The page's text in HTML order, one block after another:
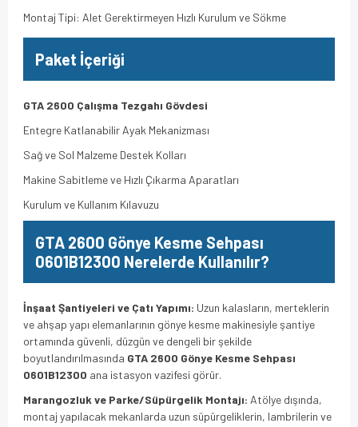
Montaj Tipi: Alet Gerektirmeyen Hızlı Kurulum ve Sökme
Paket İçeriği
GTA 2600 Çalışma Tezgahı Gövdesi
Entegre Katlanabilir Ayak Mekanizması
Sağ ve Sol Malzeme Destek Kolları
Makine Sabitleme ve Hızlı Çıkarma Aparatları
Kurulum ve Kullanım Kılavuzu
GTA 2600 Gönye Kesme Sehpası
0601B12300 Nerelerde Kullanılır?
İnşaat Şantiyeleri ve Çatı Yapımı: Uzun kalasların, merteklerin
ve ahşap yapı elemanlarının gönye kesme makinesiyle şantiye
ortamında güvenli, düzgün ve dengeli bir şekilde
boyutlandırılmasında GTA 2600 Gönye Kesme Sehpası
0601B12300 ana istasyon vazifesi görür.
Marangozluk ve Parke/Süpürgelik Montajı: Atölye dışında,
montaj yapılacak mekanlarda uzun süpürgeliklerin, lambrilerin ve